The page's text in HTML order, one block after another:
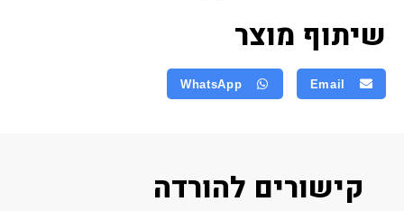
שיתוף מוצר
Email
WhatsApp
קישורים להורדה